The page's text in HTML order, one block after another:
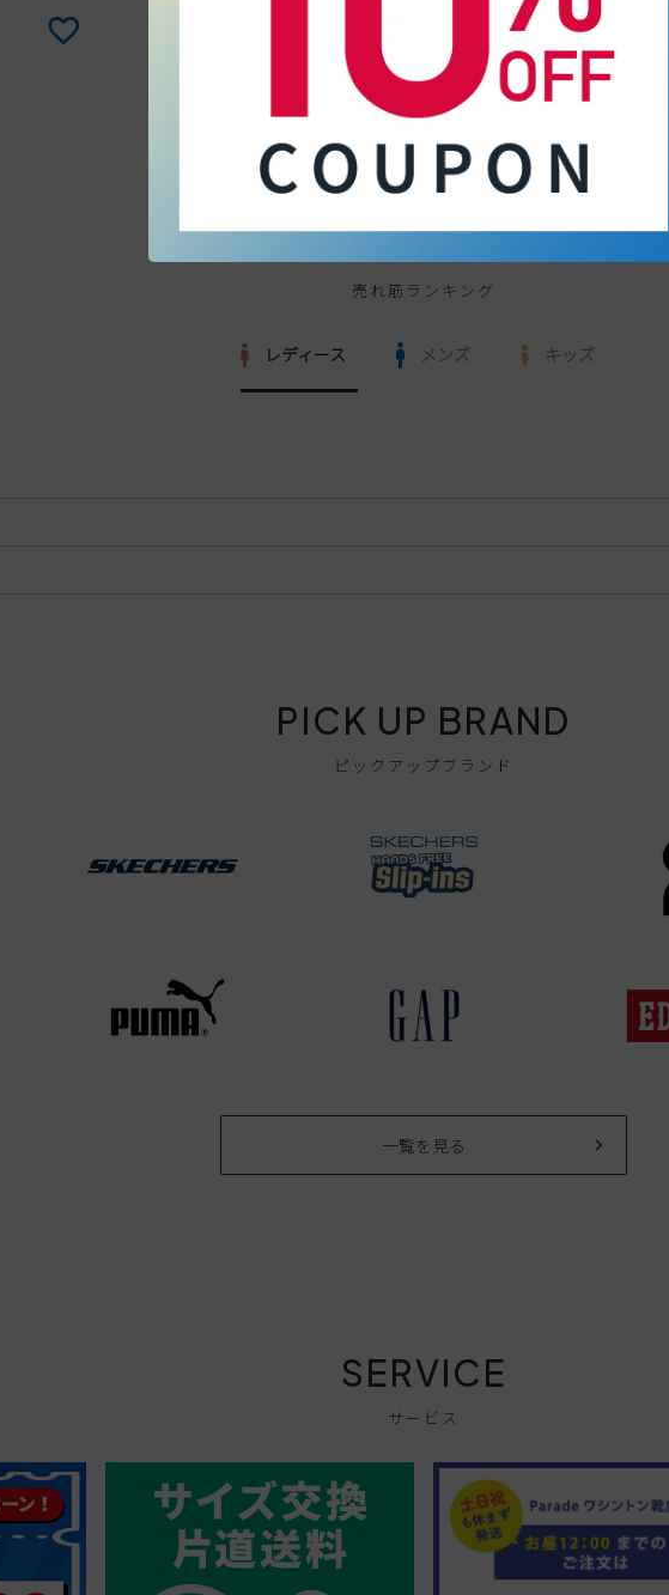
RANKING
売れ筋ランキング
レディース メンズ キッズ
PICK UP BRAND
ピックアップブランド
一覧を見る
SERVICE
サービス